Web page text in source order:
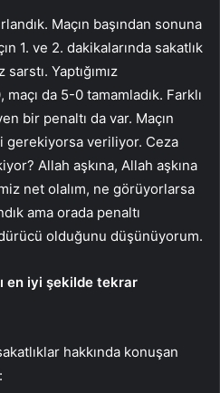
Maçın başından sonuna
1. ve 2. dakikalarında sakatlık
Yaptığımız
da 5-0 tamamladık. Farklı
bir penaltı da var. Maçın
gerekiyorsa veriliyor. Ceza
Allah aşkına, Allah aşkına
net olalım, ne görüyorlarsa
ama orada penaltı
olduğunu düşünüyorum.
en iyi şekilde tekrar
hakkında konuşan